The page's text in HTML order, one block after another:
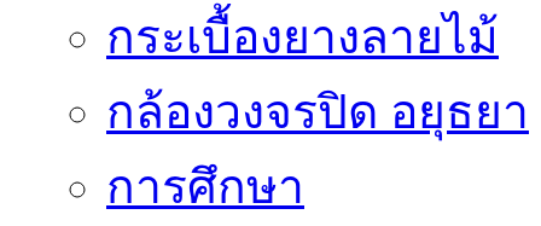
กระเบื้องยางลายไม้
กล้องวงจรปิด อยุธยา
การศึกษา